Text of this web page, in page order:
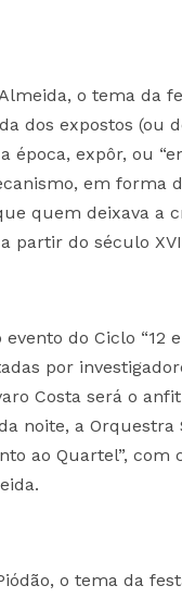
o tema da
dos expostos (ou
expôr, ou
em forma
quem deixava a
partir do século
do Ciclo “12
por
Costa será o
noite, a Orquestra
ao Quartel”,
o tema da